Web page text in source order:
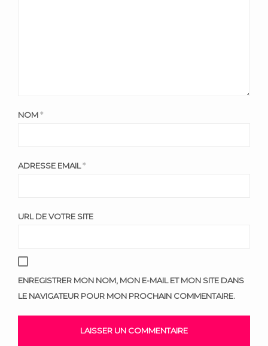
NOM*
ADRESSE EMAIL*
URL DE VOTRE SITE
ENREGISTRER MON NOM, MON E-MAIL ET MON SITE DANS
LE NAVIGATEUR POUR MON PROCHAIN COMMENTAIRE.